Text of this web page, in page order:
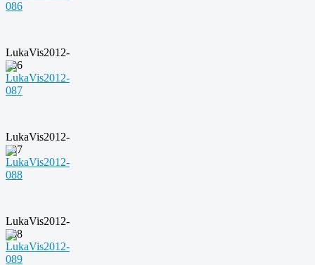
LukaVis2012-
086
LukaVis2012-
087
LukaVis2012-
088